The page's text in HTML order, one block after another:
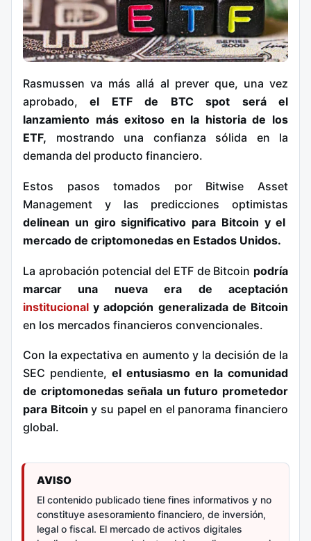
Rasmussen va más allá al prever que, una vez
aprobado,el ETF de BTC spot será el
lanzamiento más exitoso en la historia de los
ETF, mostrando una confianza sólida en la
demanda del producto financiero.
Estos pasos tomados por Bitwise Asset
Management y las predicciones optimistas
delinean un giro significativo para Bitcoin y el
mercado de criptomonedas en Estados Unidos.
La aprobación potencial del ETF de Bitcoin podría
marcar una nueva era de aceptación
institucional y adopción generalizada de Bitcoin
en los mercados financieros convencionales.
Con la expectativa en aumento y la decisión de la
SEC pendiente, el entusiasmo en la comunidad
de criptomonedas señala un futuro prometedor
para Bitcoin y su papel en el panorama financiero
global.
AVISO
El contenido publicado tiene fines informativos y no
constituye asesoramiento financiero, de inversión,
legal o fiscal. El mercado de activos digitales